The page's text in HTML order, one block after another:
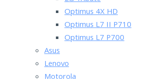
Optimus 4X HD
Optimus L7 II P710
Optimus L7 P700
Asus
Lenovo